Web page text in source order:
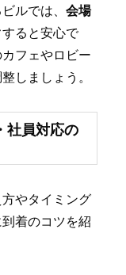
ルでは、 会場
すると安心で
フェやロビー
しましょう。
社員対応の
やタイミング
着のコツを紹